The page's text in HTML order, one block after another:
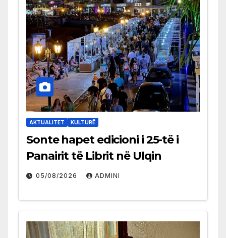
AKTUALITET KULTURË
Sonte hapet edicioni i 25-të i
Panairit të Librit në Ulqin
05/08/2026 ADMINI